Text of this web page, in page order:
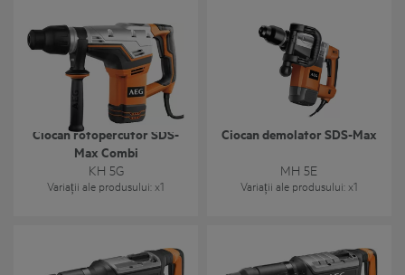
Ciocan rotopercutor SDS-
Max Combi
KH 5G
Variații ale produsului: x1
Ciocan demolator SDS-Max
MH 5E
Variații ale produsului: x1